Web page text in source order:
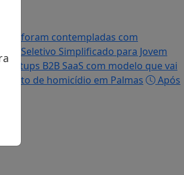
foram contempladas com
Seletivo Simplificado para Jovem
B2B SaaS com modelo que vai
de homicídio em Palmas
Após